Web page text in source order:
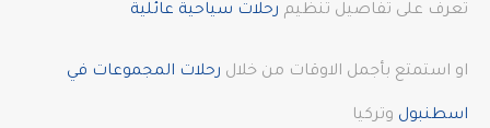
تعرف على تفاصيل تنظيم رحلات سياحية عائلية
او استمتع بأجمل الاوقات من خلال رحلات المجموعات في
اسطنبول وتركيا